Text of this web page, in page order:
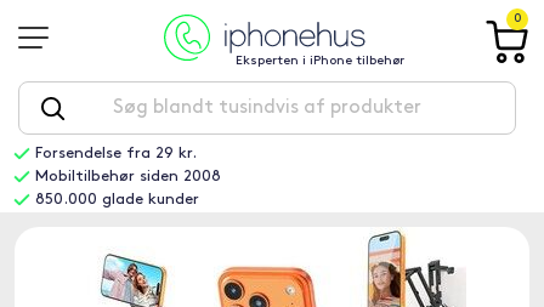
Eksperten i iPhone tilbehør
0
Forsendelse fra 29 kr.
Mobiltilbehør siden 2008
850.000 glade kunder